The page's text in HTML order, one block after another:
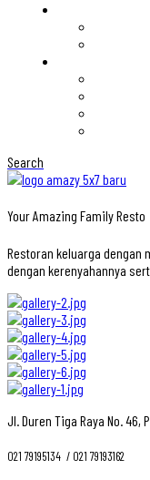
Search
Your Amazing Family Resto
Restoran keluarga dengan
dengan kerenyahannya
Jl. Duren Tiga Raya No. 46,
021 79195134 ‎ / 021 79193162